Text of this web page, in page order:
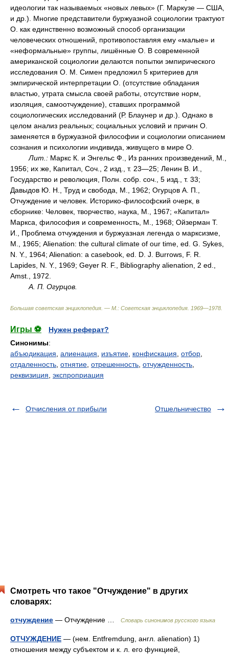
идеологии так называемых «новых левых» (Г. Маркузе — США,
и др.). Многие представители буржуазной социологии трактуют
О. как единственно возможный способ организации
человеческих отношений, противопоставляя ему «малые» и
«неформальные» группы, лишённые О. В современной
американской социологии делаются попытки эмпирического
исследования О. М. Симен предложил 5 критериев для
эмпирической интерпретации О. (отсутствие обладания
властью, утрата смысла своей работы, отсутствие норм,
изоляция, самоотчуждение), ставших программой
социологических исследований (Р. Блаунер и др.). Однако в
целом анализ реальных; социальных условий и причин О.
заменяется в буржуазной философии и социологии описанием
сознания и психологии индивида, живущего в мире О.
Лит.: Маркс К. и Энгельс Ф., Из ранних произведений, М.,
1956; их же, Капитал, Соч., 2 изд., т. 23—25; Ленин В. И.,
Государство и революция, Полн. собр. соч., 5 изд., т. 33;
Давыдов Ю. Н., Труд и свобода, М., 1962; Огурцов А. П.,
Отчуждение и человек. Историко-философский очерк, в
сборнике: Человек, творчество, наука, М., 1967; «Капитал»
Маркса, философия и современность, М., 1968; Ойзерман Т.
И., Проблема отчуждения и буржуазная легенда о марксизме,
М., 1965; Alienation: the cultural climate of our time, ed. G. Sykes,
N. Y., 1964; Alienation: a casebook, ed. D. J. Burrows, F. R.
Lapides, N. Y., 1969; Geyer R. F., Bibliography alienation, 2 ed.,
Amst., 1972.
А. П. Огурцов.
Большая советская энциклопедия. — М.: Советская энциклопедия 1969—1978
Игры ⚽
Нужен реферат?
Синонимы:
абъюдикация алиенация изъятие конфискация отбор
отдаленность отнятие отрешенность отчужденность
реквизиция экспроприация
Отчисления от прибыли Отшельничество
Смотреть что такое "Отчуждение" в других
словарях:
отчуждение — Отчуждение … Словарь синонимов русского языка
ОТЧУЖДЕНИЕ — (нем. Entfremdung, англ. alienation) 1)
отношения между субъектом и к. л. его функцией,